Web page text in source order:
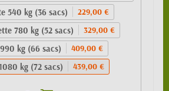
540 kg (36 sacs) 229,00 €
780 kg (52 sacs) 329,00 €
kg (66 sacs) 409,00 €
kg (72 sacs) 439,00 €